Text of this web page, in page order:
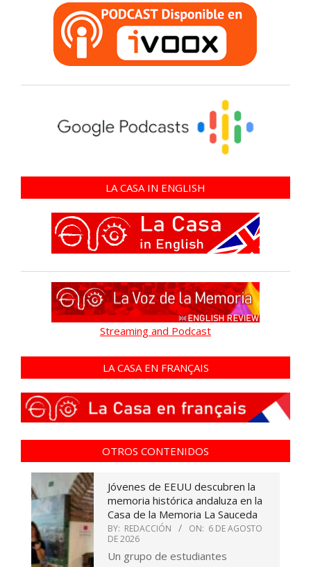
LA CASA IN ENGLISH
Streaming and Podcast
LA CASA EN FRANÇAIS
OTROS CONTENIDOS
Jóvenes de EEUU descubren la
memoria histórica andaluza en la
Casa de la Memoria La Sauceda
BY: REDACCIÓN ON: 6 DE AGOSTO
DE 2026
Un grupo de estudiantes